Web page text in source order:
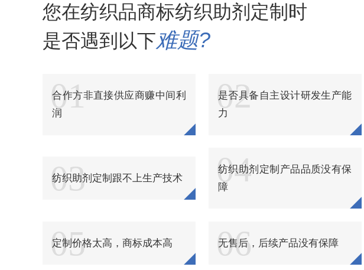
纺织品除油精练剂
纺织品高浓乳化除油剂
纺织品平滑剂
纺织品酸性软化酶制剂
纺织品硬挺剂
您在纺织品商标纺织助剂定制时
是否遇到以下难题?
01
合作方非直接供应商赚中间利
润
02
是否具备自主设计研发生产能
力
03
纺织助剂定制跟不上生产技术 04
纺织助剂定制产品品质没有保
障
05
定制价格太高，商标成本高 06
无售后，后续产品没有保障